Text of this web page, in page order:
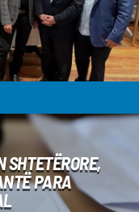
SHTETËRORE,
PARA